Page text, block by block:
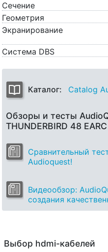
Сечение
Геометрия
Экранирование
Система DBS
Каталог: Catalog
Обзоры и тесты
THUNDERBIRD 48
Сравнительный
Audioquest!
Видеообзор:
создания
Выбор hdmi-кабелей